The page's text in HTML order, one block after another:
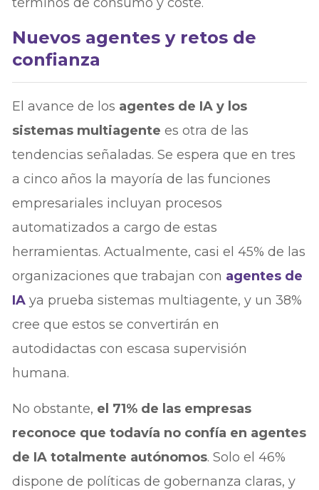
Nuevos agentes y retos de
confianza
El avance de los agentes de IA y los
sistemas multiagente es otra de las
tendencias señaladas. Se espera que en tres
a cinco años la mayoría de las funciones
empresariales incluyan procesos
automatizados a cargo de estas
herramientas. Actualmente, casi el 45% de las
organizaciones que trabajan con agentes de
IA ya prueba sistemas multiagente, y un 38%
cree que estos se convertirán en
autodidactas con escasa supervisión
humana.
No obstante, el 71% de las empresas
reconoce que todavía no confía en agentes
de IA totalmente autónomos. Solo el 46%
dispone de políticas de gobernanza claras, y